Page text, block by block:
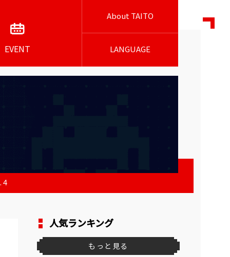
EVENT
About TAITO
LANGUAGE
人気ランキング
もっと見る